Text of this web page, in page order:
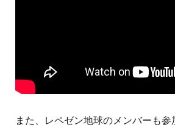
また、レペゼン地球のメンバーも参